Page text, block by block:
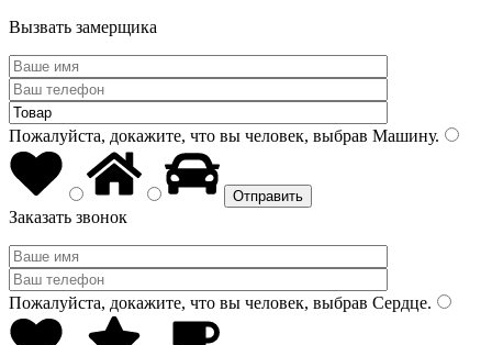
Вызвать замерщика
Пожалуйста, докажите, что вы человек, выбрав Машину.
Заказать звонок
Пожалуйста, докажите, что вы человек, выбрав Сердце.